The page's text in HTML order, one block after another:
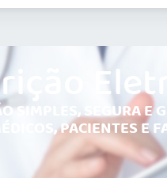
SIMPLES, SEGURA E
PACIENTES E